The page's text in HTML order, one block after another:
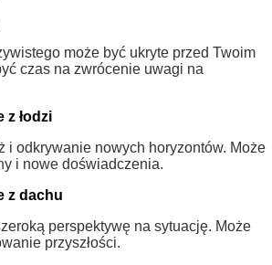
może być ukryte przed Twoim
czas na zwrócenie uwagi na
z łodzi
i odkrywanie nowych horyzontów. Może
i nowe doświadczenia.
z dachu
perspektywę na sytuację. Może
przyszłości.